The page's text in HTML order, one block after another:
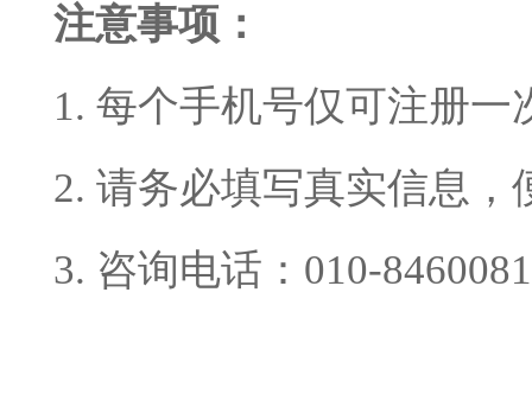
注意事项：
1. 每个手机号仅可注册一
2. 请务必填写真实信息，
3. 咨询电话：010-